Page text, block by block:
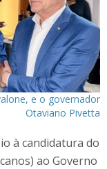
e o governador
Otaviano Pivetta
à candidatura do
ao Governo